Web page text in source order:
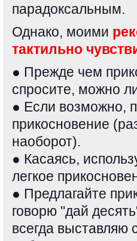
парадоксальным.
Однако, моими
тактильно
● Прежде чем
спросите, можно
● Если возможно,
прикосновение
наоборот).
● Касаясь,
легкое
● Предлагайте
говорю "дай
всегда выставляю